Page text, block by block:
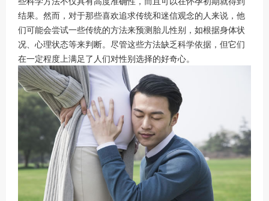
结果。然而，对于那些喜欢追求传统和迷信观念的人来说，他
们可能会尝试一些传统的方法来预测胎儿性别，如根据身体状
况、心理状态等来判断。尽管这些方法缺乏科学依据，但它们
在一定程度上满足了人们对性别选择的好奇心。